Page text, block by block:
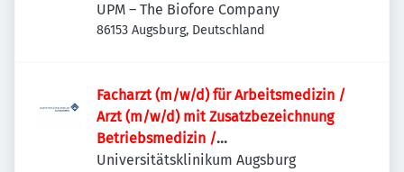
UPM – The Biofore Company
86153 Augsburg, Deutschland
Facharzt (m/w/d) für Arbeitsmedizin /
Arzt (m/w/d) mit Zusatzbezeichnung
Betriebsmedizin /
Weiterbildungsassistent (m/w/d)
Universitätsklinikum Augsburg